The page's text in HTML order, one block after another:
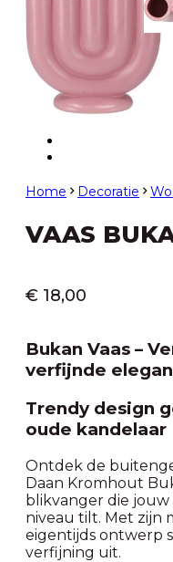
Home Decoratie
VAAS
€ 18,00
Bukan Vaas –
verfijnde
Trendy design
oude kandelaar
Ontdek de
Daan Kromhout
blikvanger die
niveau tilt. Met zijn
eigentijds ontwerp
verfijning uit.